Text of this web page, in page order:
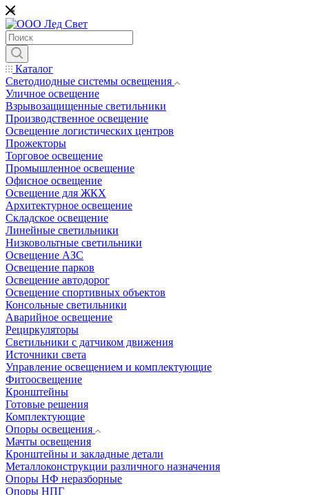
Каталог
Светодиодные системы освещения
Уличное освещение
Взрывозащищенные светильники
Производственное освещение
Освещение логистических центров
Прожекторы
Торговое освещение
Промышленное освещение
Офисное освещение
Освещение для ЖКХ
Архитектурное освещение
Складское освещение
Линейные светильники
Низковольтные светильники
Освещение АЗС
Освещение парков
Освещение автодорог
Освещение спортивных объектов
Консольные светильники
Аварийное освещение
Рециркуляторы
Светильники с датчиком движения
Источники света
Управление освещением и комплектующие
Фитоосвещение
Кронштейны
Готовые решения
Комплектующие
Опоры освещения
Мачты освещения
Кронштейны и закладные детали
Металлоконструкции различного назначения
Опоры НФ неразборные
Опоры НПГ
*